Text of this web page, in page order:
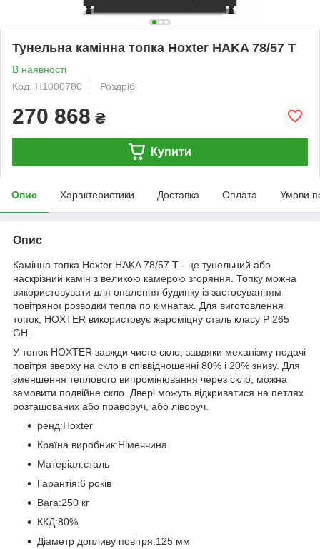
Тунельна камінна топка Hoxter HAKA 78/57 T
В наявності
Код: H1000780
Роздріб
270 868 ₴
Купити
Опис Характеристики Доставка Оплата Умови
Опис
Камінна топка Hoxter HAKA 78/57 Т - це тунельний або
наскрізний камін з великою камерою згоряння. Топку можна
використовувати для опалення будинку із застосуванням
повітряної розводки тепла по кімнатах. Для виготовлення
топок, HOXTER використовує жароміцну сталь класу P 265
GH.
У топок HOXTER завжди чисте скло, завдяки механізму подачі
повітря зверху на скло в співвідношенні 80% і 20% знизу. Для
зменшення теплового випромінювання через скло, можна
замовити подвійне скло. Двері можуть відкриватися на петлях
розташованих або праворуч, або ліворуч.
ренд:Hoxter
Країна виробник:Німеччина
Матеріал:сталь
Гарантія:6 років
Вага:250 кг
ККД:80%
Діаметр допливу повітря:125 мм